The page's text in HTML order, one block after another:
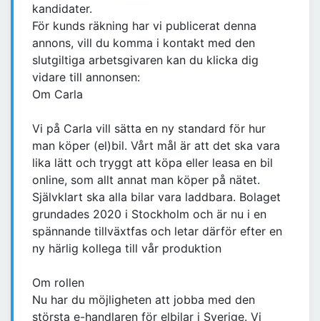
kandidater.
För kunds räkning har vi publicerat denna
annons, vill du komma i kontakt med den
slutgiltiga arbetsgivaren kan du klicka dig
vidare till annonsen:
Om Carla
Vi på Carla vill sätta en ny standard för hur
man köper (el)bil. Vårt mål är att det ska vara
lika lätt och tryggt att köpa eller leasa en bil
online, som allt annat man köper på nätet.
Självklart ska alla bilar vara laddbara. Bolaget
grundades 2020 i Stockholm och är nu i en
spännande tillväxtfas och letar därför efter en
ny härlig kollega till vår produktion
Om rollen
Nu har du möjligheten att jobba med den
största e-handlaren för elbilar i Sverige. Vi